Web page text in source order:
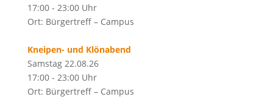
17:00 - 23:00 Uhr
Ort: Bürgertreff – Campus
Kneipen- und Klönabend
Samstag 22.08.26
17:00 - 23:00 Uhr
Ort: Bürgertreff – Campus